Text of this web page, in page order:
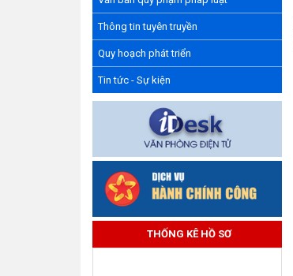
Thông tin tuyên truyền
Quy hoạch phát triển
Tin tức - Sự kiện
THỐNG KÊ HỒ SƠ